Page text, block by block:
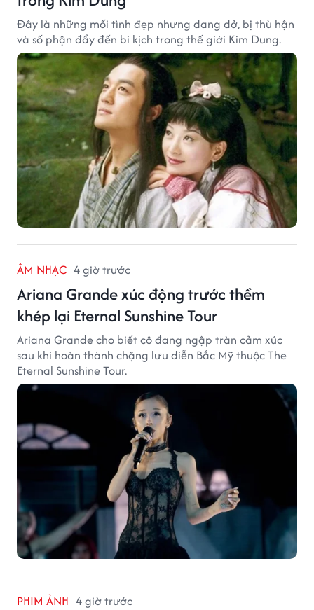
Đây là những mối tình đẹp nhưng dang dở, bị thù hận
và số phận đẩy đến bi kịch trong thế giới Kim Dung.
ÂM NHẠC 4 giờ trước
Ariana Grande xúc động trước thềm
khép lại Eternal Sunshine Tour
Ariana Grande cho biết cô đang ngập tràn cảm xúc
sau khi hoàn thành chặng lưu diễn Bắc Mỹ thuộc The
Eternal Sunshine Tour.
PHIM ẢNH 4 giờ trước